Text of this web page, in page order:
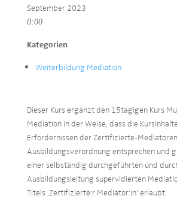
September 2023
0:00
Kategorien
Weiterbildung Mediation
Dieser Kurs ergänzt den 15tägigen Kurs
Mediation in der Weise, dass die
Erfordernissen der Zertifizierte-
Ausbildungsverordnung entsprechen und
einer selbständig durchgeführten und
Ausbildungsleitung supervidierten
Titels ‚Zertifizierte:r Mediator:in‘ erlaubt.